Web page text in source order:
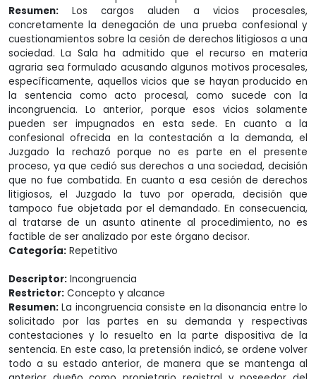
Resumen: Los cargos aluden a vicios procesales,
concretamente la denegación de una prueba confesional y
cuestionamientos sobre la cesión de derechos litigiosos a una
sociedad. La Sala ha admitido que el recurso en materia
agraria sea formulado acusando algunos motivos procesales,
específicamente, aquellos vicios que se hayan producido en
la sentencia como acto procesal, como sucede con la
incongruencia. Lo anterior, porque esos vicios solamente
pueden ser impugnados en esta sede. En cuanto a la
confesional ofrecida en la contestación a la demanda, el
Juzgado la rechazó porque no es parte en el presente
proceso, ya que cedió sus derechos a una sociedad, decisión
que no fue combatida. En cuanto a esa cesión de derechos
litigiosos, el Juzgado la tuvo por operada, decisión que
tampoco fue objetada por el demandado. En consecuencia,
al tratarse de un asunto atinente al procedimiento, no es
factible de ser analizado por este órgano decisor.
Categoría: Repetitivo
Descriptor: Incongruencia
Restrictor: Concepto y alcance
Resumen: La incongruencia consiste en la disonancia entre lo
solicitado por las partes en su demanda y respectivas
contestaciones y lo resuelto en la parte dispositiva de la
sentencia. En este caso, la pretensión indicó, se ordene volver
todo a su estado anterior, de manera que se mantenga al